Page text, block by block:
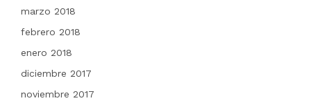
marzo 2018
febrero 2018
enero 2018
diciembre 2017
noviembre 2017